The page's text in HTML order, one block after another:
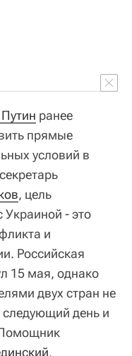
ранее
прямые
условий в
, цель
Украиной - это
и
Российская
15 мая, однако
двух стран не
следующий день и
,